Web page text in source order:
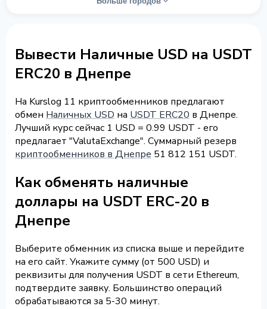
Вывести Наличные USD на USDT
ERC20 в Днепре
На Kurslog 11 криптообменников предлагают
обмен Наличных USD на USDT ERC20 в Днепре.
Лучший курс сейчас 1 USD = 0.99 USDT - его
предлагает "ValutaExchange". Суммарный резерв
криптообменников в Днепре 51 812 151 USDT.
Как обменять наличные
доллары на USDT ERC-20 в
Днепре
Выберите обменник из списка выше и перейдите
на его сайт. Укажите сумму (от 500 USD) и
реквизиты для получения USDT в сети Ethereum,
подтвердите заявку. Большинство операций
обрабатываются за 5-30 минут.